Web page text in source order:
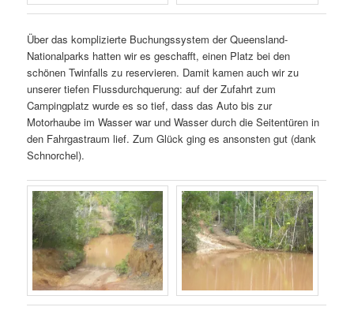
Über das komplizierte Buchungssystem der Queensland-
Nationalparks hatten wir es geschafft, einen Platz bei den
schönen Twinfalls zu reservieren. Damit kamen auch wir zu
unserer tiefen Flussdurchquerung: auf der Zufahrt zum
Campingplatz wurde es so tief, dass das Auto bis zur
Motorhaube im Wasser war und Wasser durch die Seitentüren in
den Fahrgastraum lief. Zum Glück ging es ansonsten gut (dank
Schnorchel).